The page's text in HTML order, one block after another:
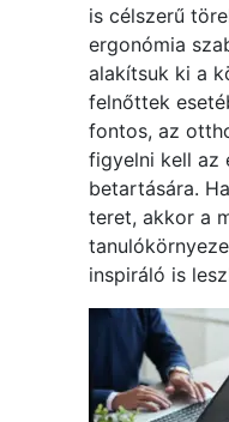
is célszerű
ergonómia
alakítsuk ki a
felnőttek
fontos, az
figyelni kell az
betartására.
teret, akkor a
inspiráló is